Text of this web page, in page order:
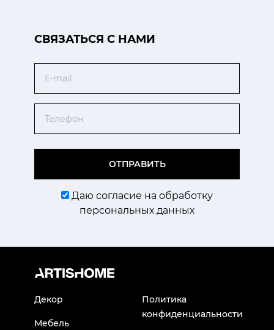
CВЯЗАТЬСЯ С НАМИ
ОТПРАВИТЬ
Даю согласие на обработку
персональных данных
Декор
Мебель
Политика
конфиденциальности